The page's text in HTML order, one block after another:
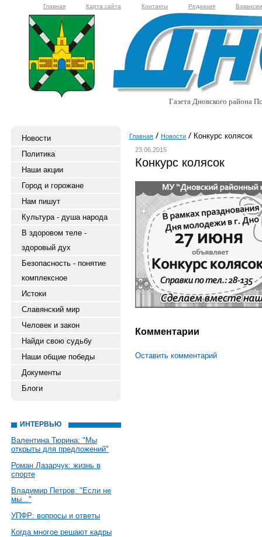
Главная Карта сайта Контакты Редакция Вакансии
Газета Дновского района
Новости
Политика
Наши акции
Город и горожане
Нам пишут
Культура - душа народа
В здоровом теле -
здоровый дух
Безопасность - понятие
комплексное
Истоки
Славянский мир
Человек и закон
Найди свою судьбу
Наши общие победы
Документы
Блоги
ИНТЕРВЬЮ
Валентина Тюрина: "Мы
открыты для предложений"
Роман Лазарчук: жизнь в
спорте
Владимир Петров: "Если не
мы..."
УПФР: вопросы и ответы
Когда многое решают кадры
Главная Новости Конкурс колясок
23.06.2015
Конкурс колясок
Комментарии
Оставить комментарий